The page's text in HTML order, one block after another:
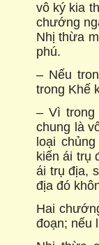
vô ký kia
chướng
Nhị thừa
phú.
– Nếu
trong Khế
– Vì
chung là
loại
kiến ái trụ
ái trụ địa,
địa đó
Hai
đoạn; nếu